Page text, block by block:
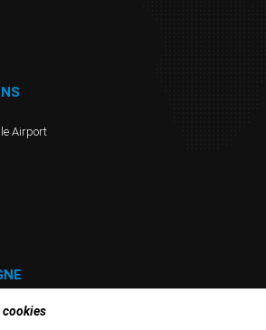
cookies
Airport